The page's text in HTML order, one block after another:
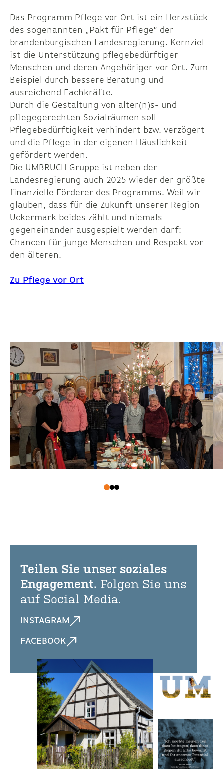
Das Programm Pflege vor Ort ist ein Herzstück
des sogenannten „Pakt für Pflege“ der
brandenburgischen Landesregierung. Kernziel
ist die Unterstützung pflegebedürftiger
Menschen und deren Angehöriger vor Ort. Zum
Beispiel durch bessere Beratung und
ausreichend Fachkräfte.
Durch die Gestaltung von alter(n)s- und
pflegegerechten Sozialräumen soll
Pflegebedürftigkeit verhindert bzw. verzögert
und die Pflege in der eigenen Häuslichkeit
gefördert werden.
Die UMBRUCH Gruppe ist neben der
Landesregierung auch 2025 wieder der größte
finanzielle Förderer des Programms. Weil wir
glauben, dass für die Zukunft unserer Region
Uckermark beides zählt und niemals
gegeneinander ausgespielt werden darf:
Chancen für junge Menschen und Respekt vor
den älteren.
Zu Pflege vor Ort
Teilen Sie unser soziales
Engagement. Folgen Sie uns
auf Social Media.
INSTAGRAM
FACEBOOK